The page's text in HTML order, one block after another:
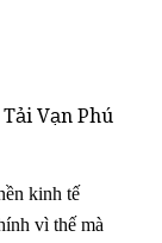
Vạn Phú
kinh tế
vì thế mà